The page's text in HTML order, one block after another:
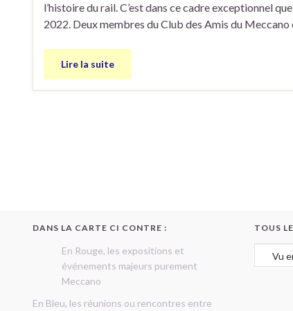
l’histoire du rail. C’est dans ce cadre exceptionnel
2022. Deux membres du Club des Amis du
Lire la suite
DANS LA CARTE CI CONTRE :
En Rouge, les expositions et
événements majeurs purement
Meccano
En Bleu, les réunions ou rencontres entre
TOUS
Tous